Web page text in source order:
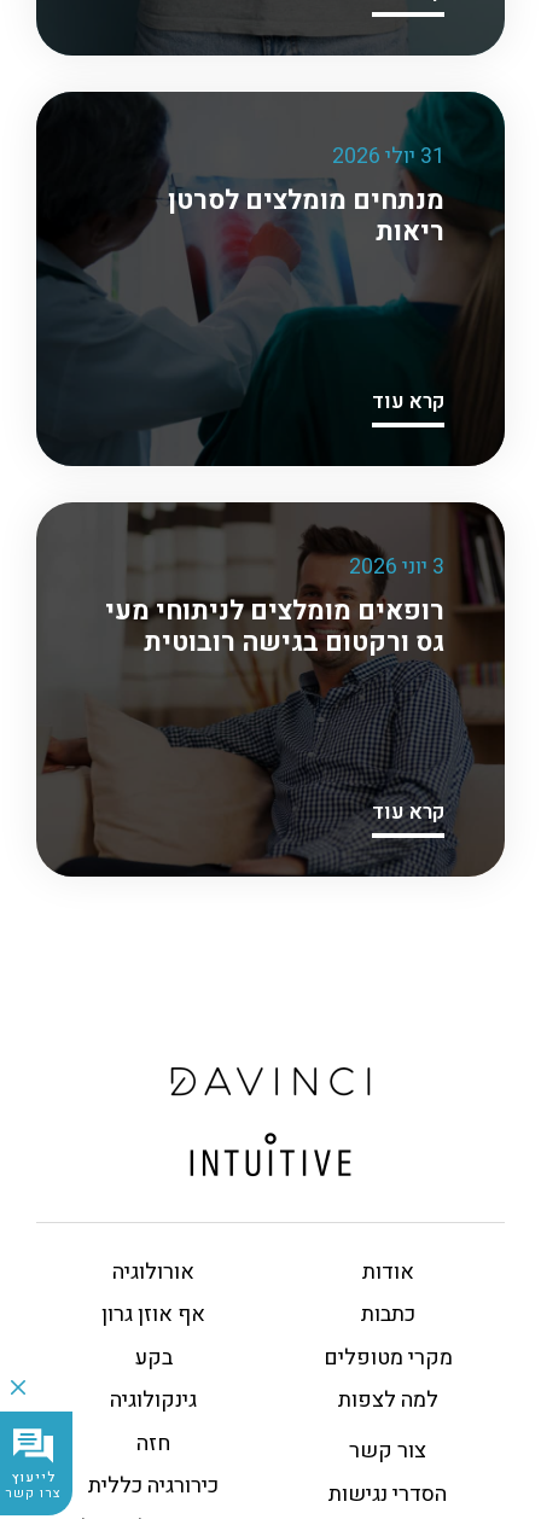
לייעוץ
צרו קשר
31 יולי 2026
מנתחים מומלצים לסרטן
ריאות
קרא עוד
3 יוני 2026
רופאים מומלצים לניתוחי מעי
גס ורקטום בגישה רובוטית
קרא עוד
אודות
כתבות
מקרי מטופלים
למה לצפות
צור קשר
הסדרי נגישות
אורולוגיה
אף אוזן גרון
בקע
גינקולוגיה
חזה
כירורגיה כללית